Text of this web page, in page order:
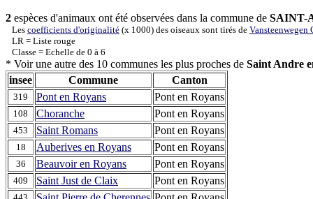
2 espèces d'animaux ont été observées dans la commune de SAINT-
Les coefficients d'originalité (x 1000) des oiseaux sont tirés de Vansteenwegen
LR = Liste rouge
Classe = Echelle de 0 à 6
* Voir une autre des 10 communes les plus proches de Saint Andre
insee
Commune Canton
319 Pont en Royans Pont en Royans
108 Choranche Pont en Royans
453 Saint Romans Pont en Royans
18 Auberives en Royans Pont en Royans
36 Beauvoir en Royans Pont en Royans
409 Saint Just de Claix Pont en Royans